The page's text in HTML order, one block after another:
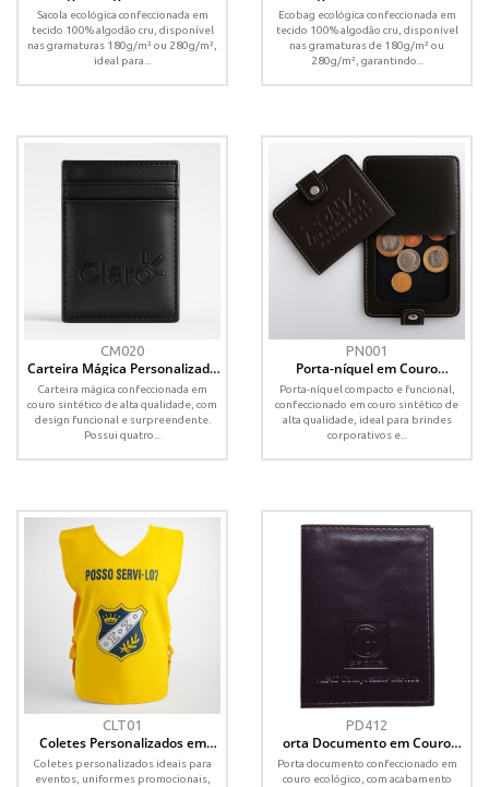
Personalizada – 30x35 cm
Sacola ecológica confeccionada em
tecido 100% algodão cru, disponível
nas gramaturas 180g/m² ou 280g/m²,
ideal para...
Algodão Cru – 30x35 cm
Ecobag ecológica confeccionada em
tecido 100% algodão cru, disponível
nas gramaturas de 180g/m² ou
280g/m², garantindo...
CM020
Carteira Mágica Personalizada
em Couro Sintético com Porta-
Cartões
Carteira mágica confeccionada em
couro sintético de alta qualidade, com
design funcional e surpreendente.
Possui quatro...
PN001
Porta-níquel em Couro
Sintético com Fechamento em
Botão – Personalizado
Porta-níquel compacto e funcional,
confeccionado em couro sintético de
alta qualidade, ideal para brindes
corporativos e...
CLT01
Coletes Personalizados em
Diversos Tecidos e Cores –
Tamanho Único
Coletes personalizados ideais para
eventos, uniformes promocionais,
PD412
orta Documento em Couro
Ecológico com Visores
Transparentes
Porta documento confeccionado em
couro ecológico, com acabamento